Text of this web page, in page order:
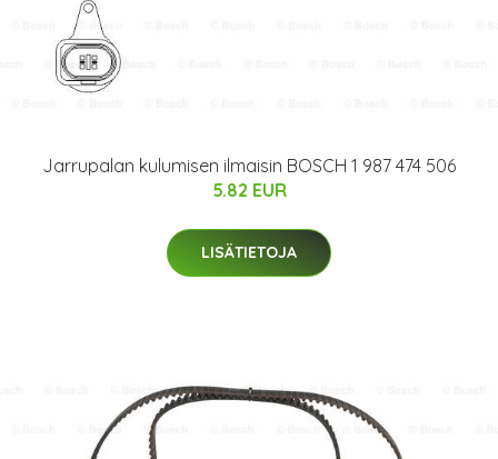
Jarrupalan kulumisen ilmaisin BOSCH 1 987 474 506
5.82 EUR
LISÄTIETOJA